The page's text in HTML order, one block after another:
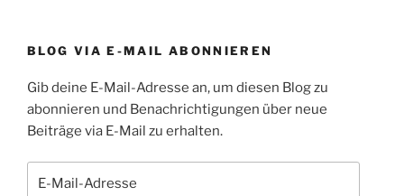
BLOG VIA E-MAIL ABONNIEREN
Gib deine E-Mail-Adresse an, um diesen Blog zu
abonnieren und Benachrichtigungen über neue
Beiträge via E-Mail zu erhalten.